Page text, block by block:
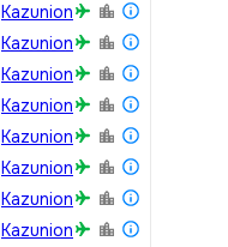
Kazunion
Kazunion
Kazunion
Kazunion
Kazunion
Kazunion
Kazunion
Kazunion